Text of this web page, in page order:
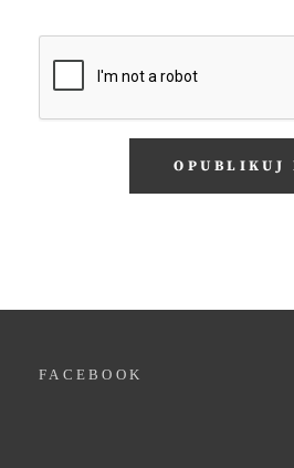
FACEBOOK